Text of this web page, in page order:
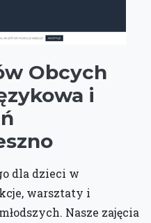
Obcych
i
dla dzieci w
warsztaty i
Nasze zajęcia